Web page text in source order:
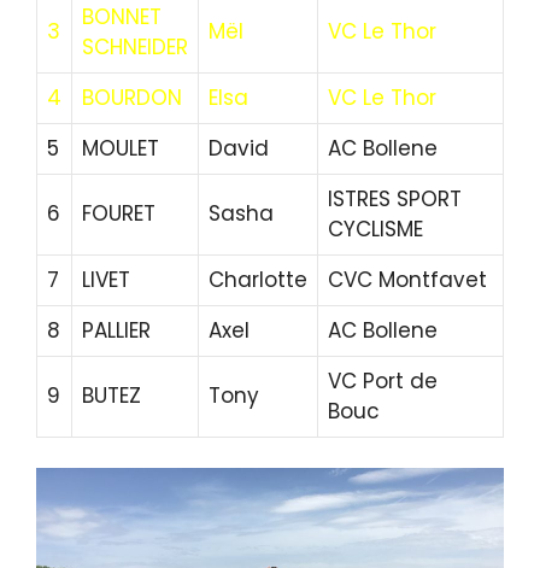
3
BONNET
SCHNEIDER
Mël VC Le Thor
4 BOURDON Elsa
VC Le Thor
5
MOULET David AC Bollene
6 FOURET Sasha
ISTRES SPORT
CYCLISME
7
LIVET Charlotte
CVC Montfavet
8
PALLIER Axel AC Bollene
9 BUTEZ Tony
VC Port de
Bouc